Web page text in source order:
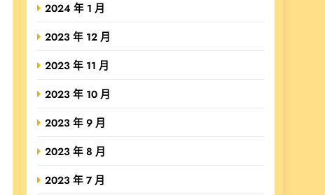
2024 年 1 月
2023 年 12 月
2023 年 11 月
2023 年 10 月
2023 年 9 月
2023 年 8 月
2023 年 7 月